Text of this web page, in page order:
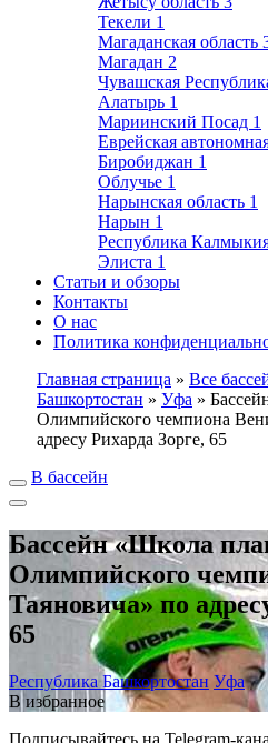
Текели 1
Магаданская область
Магадан 2
Чувашская
Алатырь 1
Мариинский Посад 1
Еврейская
Биробиджан 1
Облучье 1
Нарынская область 1
Нарын 1
Республика
Элиста 1
Статьи и обзоры
Контакты
О нас
Политика
Главная страница » Все
Башкортостан » Уфа »
Олимпийского чемпиона
адресу Рихарда Зорге, 65
В бассейн
Бассейн «Школа
Олимпийского
Таяновича» по
65
Республика Башкортостан Уфа
В избранное
Подписывайтесь на Telegram-